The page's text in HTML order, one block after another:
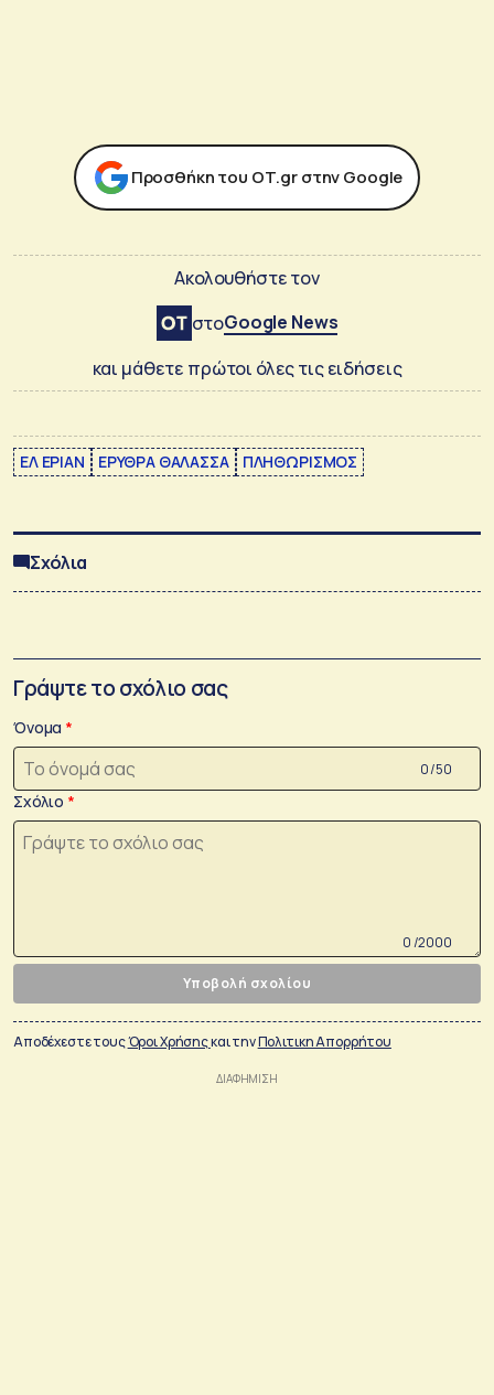
Προσθήκη του ΟΤ.gr στην Google
Ακολουθήστε τον
στοGoogle News
και μάθετε πρώτοι όλες τις ειδήσεις
ΕΛ ΕΡΙΑΝ ΕΡΥΘΡΑ ΘΑΛΑΣΣΑ ΠΛΗΘΩΡΙΣΜΟΣ
Σχόλια
Γράψτε το σχόλιο σας
Όνομα
0 /50
Σχόλιο
0 /2000
Υποβολή σχολίου
Αποδέχεστε τουςΌροι Χρήσηςκαι τηνΠολιτικη Απορρήτου